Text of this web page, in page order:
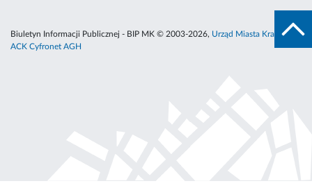
Biuletyn Informacji Publicznej - BIP MK © 2003-2026, Urząd Miasta Krakowa
ACK Cyfronet AGH